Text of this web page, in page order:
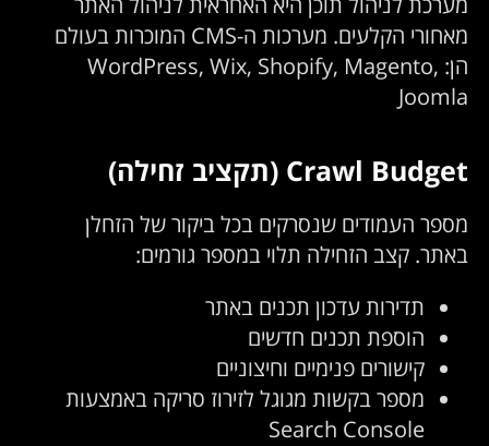
מאחורי הקלעים. מערכות ה-CMS המוכרות בעולם
הן: WordPress, Wix, Shopify, Magento,
Joomla
Crawl Budget (תקציב זחילה)
מספר העמודים שנסרקים בכל ביקור של הזחלן
באתר. קצב הזחילה תלוי במספר גורמים:
תדירות עדכון תכנים באתר
הוספת תכנים חדשים
קישורים פנימיים וחיצוניים
מספר בקשות מגוגל לזירוז סריקה באמצעות
Search Console